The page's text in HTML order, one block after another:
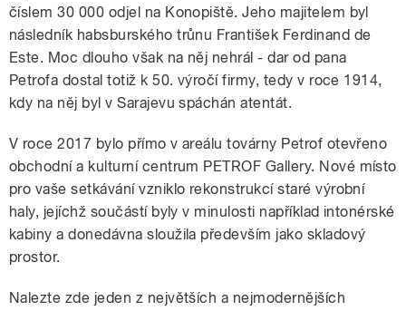
číslem 30 000 odjel na Konopiště. Jeho majitelem byl
následník habsburského trůnu František Ferdinand de
Este. Moc dlouho však na něj nehrál - dar od pana
Petrofa dostal totiž k 50. výročí firmy, tedy v roce 1914,
kdy na něj byl v Sarajevu spáchán atentát.
V roce 2017 bylo přímo v areálu továrny Petrof otevřeno
obchodní a kulturní centrum PETROF Gallery. Nové místo
pro vaše setkávání vzniklo rekonstrukcí staré výrobní
haly, jejíchž součástí byly v minulosti například intonérské
kabiny a donedávna sloužila především jako skladový
prostor.
Nalezte zde jeden z největších a nejmodernějších